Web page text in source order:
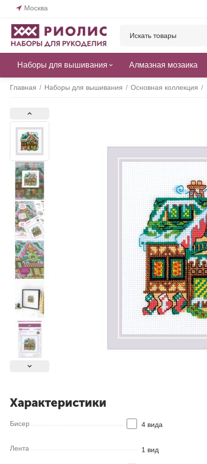
Москва
Наборы для вышивания Алмазная мозаика
Главная / Наборы для вышивания / Основная коллекция /
Характеристики
Бисер 4 вида
Лента 1 вид